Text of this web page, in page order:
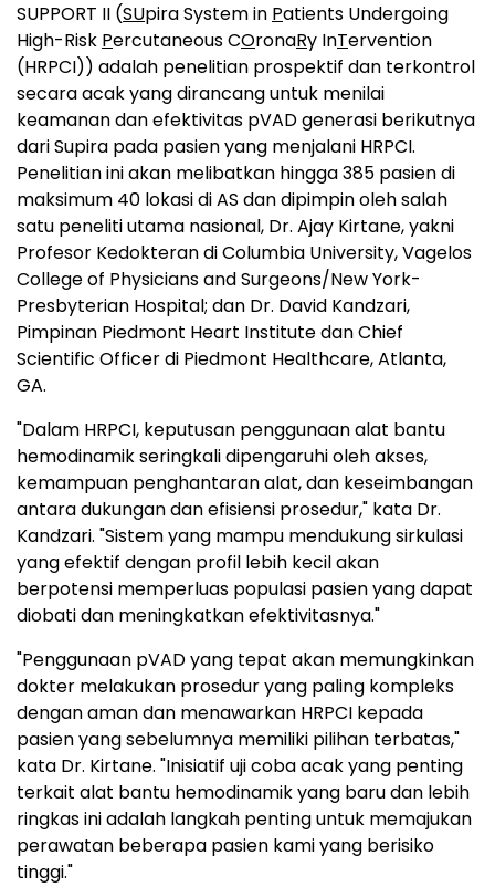
SUPPORT II (SUpira System in Patients Undergoing
High-Risk Percutaneous COronaRy InTervention
(HRPCI)) adalah penelitian prospektif dan terkontrol
secara acak yang dirancang untuk menilai
keamanan dan efektivitas pVAD generasi berikutnya
dari Supira pada pasien yang menjalani HRPCI.
Penelitian ini akan melibatkan hingga 385 pasien di
maksimum 40 lokasi di AS dan dipimpin oleh salah
satu peneliti utama nasional, Dr. Ajay Kirtane, yakni
Profesor Kedokteran di Columbia University, Vagelos
College of Physicians and Surgeons/New York-
Presbyterian Hospital; dan Dr. David Kandzari,
Pimpinan Piedmont Heart Institute dan Chief
Scientific Officer di Piedmont Healthcare, Atlanta,
GA.
"Dalam HRPCI, keputusan penggunaan alat bantu
hemodinamik seringkali dipengaruhi oleh akses,
kemampuan penghantaran alat, dan keseimbangan
antara dukungan dan efisiensi prosedur," kata Dr.
Kandzari. "Sistem yang mampu mendukung sirkulasi
yang efektif dengan profil lebih kecil akan
berpotensi memperluas populasi pasien yang dapat
diobati dan meningkatkan efektivitasnya."
"Penggunaan pVAD yang tepat akan memungkinkan
dokter melakukan prosedur yang paling kompleks
dengan aman dan menawarkan HRPCI kepada
pasien yang sebelumnya memiliki pilihan terbatas,"
kata Dr. Kirtane. "Inisiatif uji coba acak yang penting
terkait alat bantu hemodinamik yang baru dan lebih
ringkas ini adalah langkah penting untuk memajukan
perawatan beberapa pasien kami yang berisiko
tinggi."